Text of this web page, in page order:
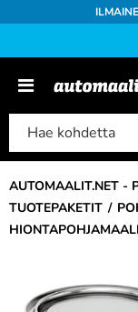
AUTOMAALIT.NET -
TUOTEPAKETIT